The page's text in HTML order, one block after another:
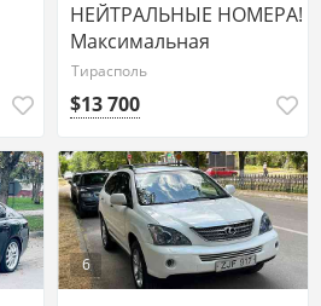
НЕЙТРАЛЬНЫЕ НОМЕРА!
Максимальная
Комплектация
Тирасполь
$13 700
6